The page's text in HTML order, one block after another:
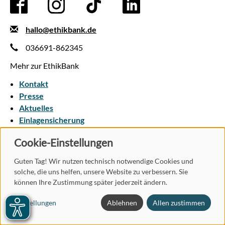
hallo@ethikbank.de
036691-862345
Mehr zur EthikBank
Kontakt
Presse
Aktuelles
Einlagensicherung
AGB Datenschutz Vertrag widerrufen
Barrierefreiheit
Cookie-Einstellungen
Guten Tag! Wir nutzen technisch notwendige Cookies und
solche, die uns helfen, unsere Website zu verbessern. Sie
können Ihre Zustimmung später jederzeit ändern.
Einstellungen Ablehnen Allen zustimmen